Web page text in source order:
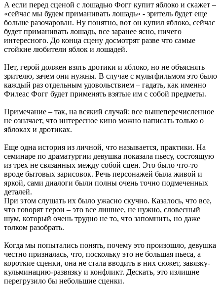
А если перед сценой с лошадью Фогг купит яблоко и скажет –
«сейчас мы будем приманивать лошадь» - зритель будет еще
больше разочарован. Ну понятно, вот он купил яблоко, сейчас
будет приманивать лошадь, все заранее ясно, ничего
интересного. До конца сцену досмотрят разве что самые
стойкие любители яблок и лошадей.
Нет, герой должен взять дротики и яблоко, но не объяснять
зрителю, зачем они нужны. В случае с мультфильмом это было
каждый раз отдельным удовольствием – гадать, как именно
Филеас Фогг будет применять взятые им с собой предметы.
Примечание – так, на всякий случай: все вышеперечисленное
не означает, что интересное кино можно написать только о
яблоках и дротиках.
Еще одна история из личной, что называется, практики. На
семинаре по драматургии девушка показала пьесу, состоящую
из трех не связанных между собой сцен. Это было что-то
вроде бытовых зарисовок. Речь персонажей была живой и
яркой, сами диалоги были полны очень точно подмеченных
деталей.
При этом слушать их было ужасно скучно. Казалось, что все,
что говорят герои – это все лишнее, не нужно, словесный
шум, который очень трудно не то, что запомнить, но даже
толком разобрать.
Когда мы попытались понять, почему это произошло, девушка
честно призналась, что, поскольку это не большая пьеса, а
короткие сценки, она не стала вводить в них сюжет, завязку-
кульминацию-развязку и конфликт. Дескать, это излишне
перегрузило бы небольшие сценки.